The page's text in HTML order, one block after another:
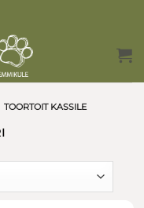
TOORTOIT KASSILE